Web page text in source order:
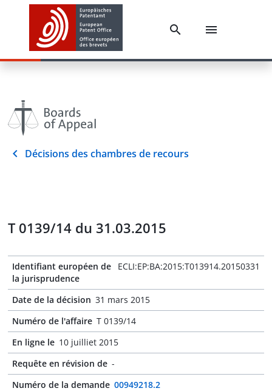
Décisions des chambres de recours
T 0139/14 du 31.03.2015
Identifiant européen de
la jurisprudence
ECLI:EP:BA:2015:T013914.20150331
Date de la décision 31 mars 2015
Numéro de l'affaire T 0139/14
En ligne le 10 juilliet 2015
Requête en révision de -
Numéro de la demande 00949218.2